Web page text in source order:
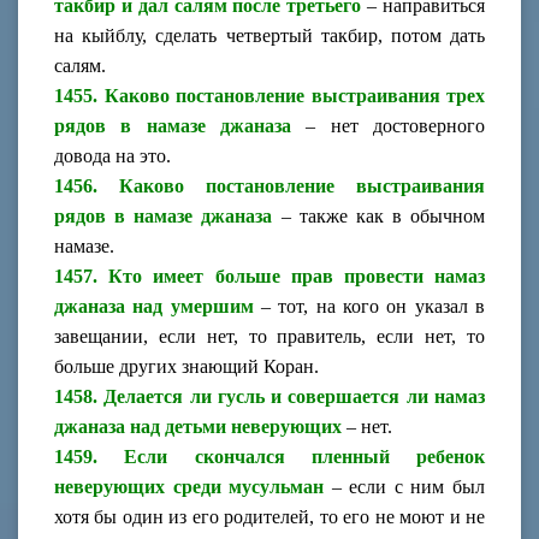
такбир и дал салям после третьего – направиться
на кыйблу, сделать четвертый такбир, потом дать
салям.
1455. Каково постановление выстраивания трех
рядов в намазе джаназа
– нет достоверного
довода на это.
1456. Каково постановление выстраивания
рядов в намазе джаназа – также как в обычном
намазе.
1457. Кто имеет больше прав провести намаз
джаназа над умершим – тот, на кого он указал в
завещании, если нет, то правитель, если нет, то
больше других знающий Коран.
1458. Делается ли гусль и совершается ли намаз
джаназа над детьми неверующих – нет.
1459. Если скончался пленный ребенок
неверующих среди мусульман – если с ним был
хотя бы один из его родителей, то его не моют и не